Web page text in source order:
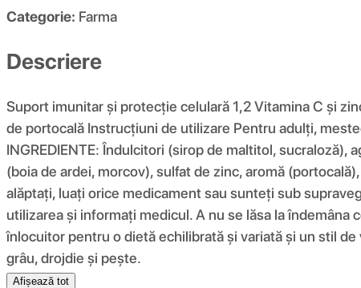
Categorie: Farma
Descriere
Suport imunitar și protecție celulară 1,2 Vitamina C și
de portocală Instrucțiuni de utilizare Pentru adulți,
INGREDIENTE: Îndulcitori (sirop de maltitol,
(boia de ardei, morcov), sulfat de zinc, aromă
alăptați, luați orice medicament sau sunteți sub
utilizarea și informați medicul. A nu se lăsa la
înlocuitor pentru o dietă echilibrată și variată și un stil de
grâu, drojdie și pește.
Afișează tot